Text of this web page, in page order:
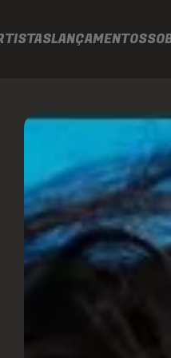
LANÇAMENTOS